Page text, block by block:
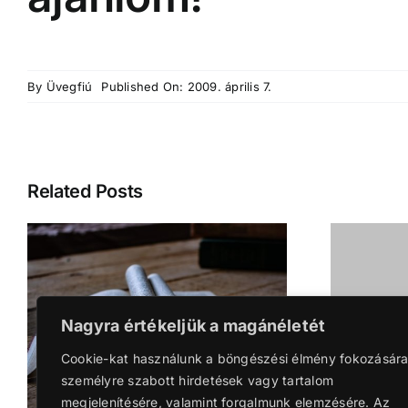
Nagyra értékeljük a magánéletét
Cookie-kat használunk a böngészési élmény
személyre szabott hirdetések vagy tartalom
megjelenítésére, valamint forgalmunk elemzésére. Az
By Üvegfiú Published On: 2009. április 7.
Related Posts